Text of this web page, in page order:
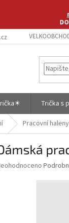
Trička s
Pracovní